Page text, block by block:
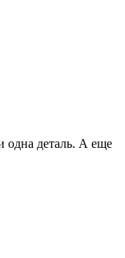
одна деталь. А еще